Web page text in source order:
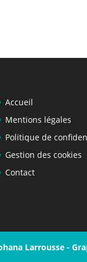
Accueil
Mentions légales
Politique de
Gestion des cookies
Contact
Larrousse -